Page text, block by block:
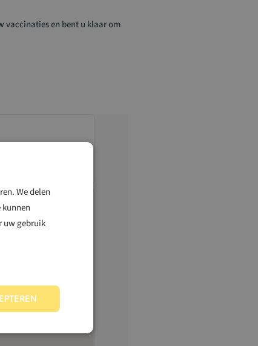
vaccinaties en bent u klaar om
We delen
uw gebruik